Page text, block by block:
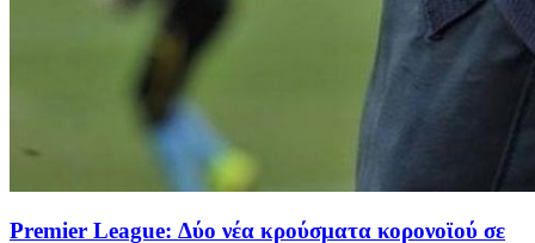
Premier League: Δύο νέα κρούσματα κορονοϊού σε